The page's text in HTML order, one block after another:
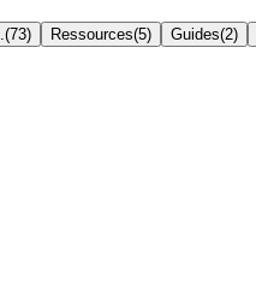
(73) Ressources(5) Guides(2)